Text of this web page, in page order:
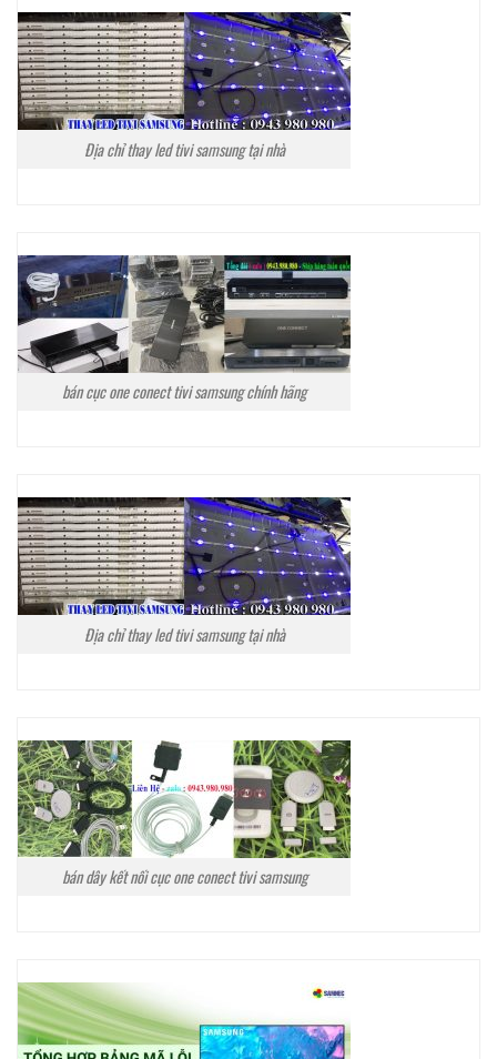
Địa chỉ thay led tivi samsung tại nhà
bán cục one conect tivi samsung chính hãng
Địa chỉ thay led tivi samsung tại nhà
bán dây kết nối cục one conect tivi samsung